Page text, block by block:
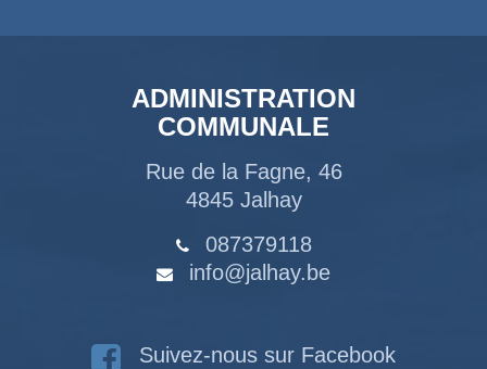
ADMINISTRATION
COMMUNALE
Rue de la Fagne, 46
4845 Jalhay
087379118
info@jalhay.be
Suivez-nous sur Facebook